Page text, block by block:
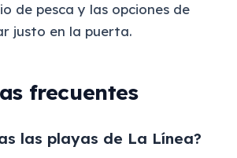
de pesca y las opciones de
justo en la puerta.
frecuentes
las playas de La Línea?